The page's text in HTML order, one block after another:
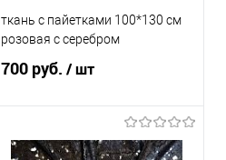
ткань с пайетками 100*130 см
розовая с серебром
700 руб./ шт
В корзину